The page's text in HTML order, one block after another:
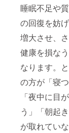
睡眠不足や
の回復を妨
増大させ、
健康を損な
なります。
の方が「寝
「夜中に目
う」「朝起
が取れてい